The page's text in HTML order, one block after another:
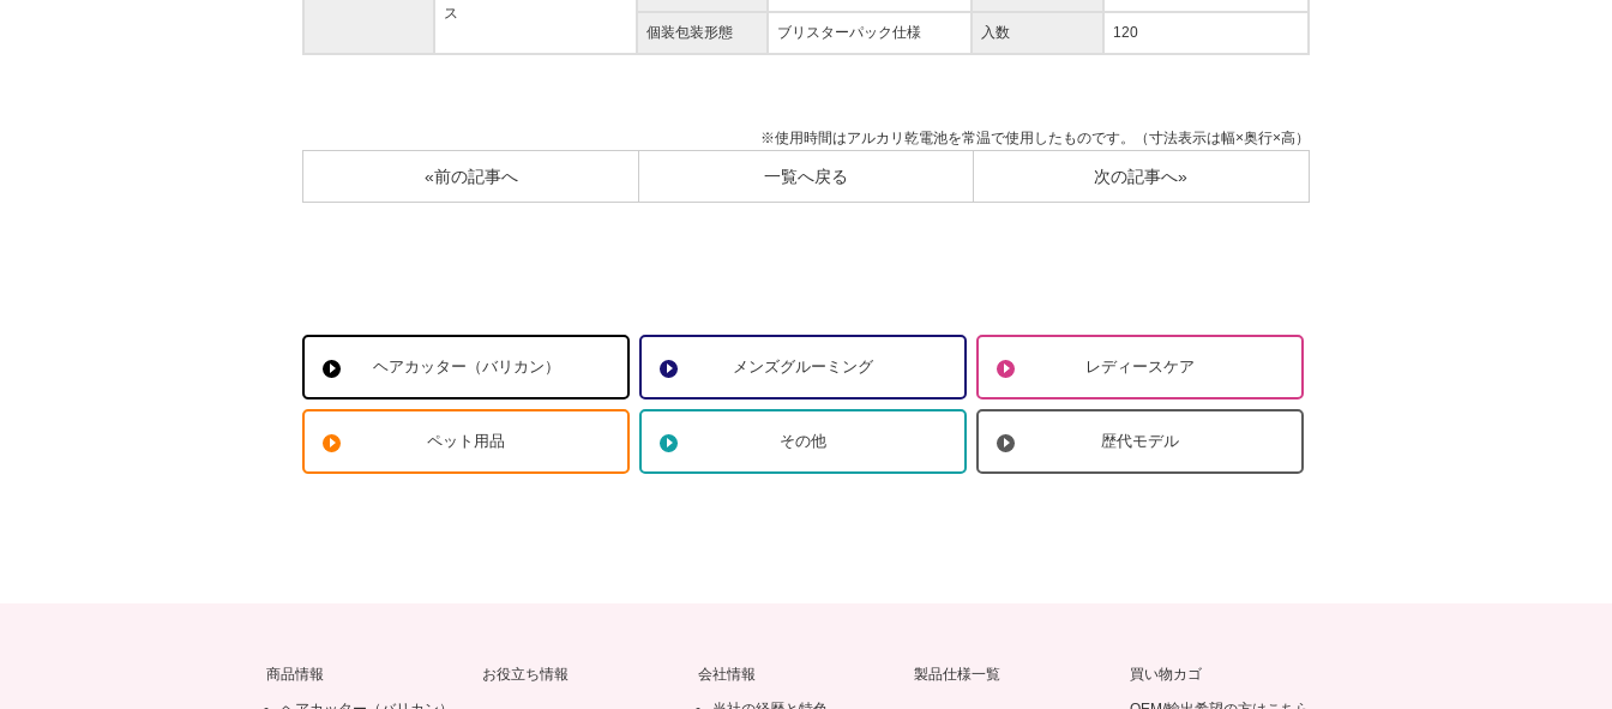
ス
個装包装形態 ブリスターパック仕様 入数 120
※使用時間はアルカリ乾電池を常温で使用したものです。（寸法表示は幅×奥行×高）
«前の記事へ 次の記事へ»
一覧へ戻る
ヘアカッター（バリカン） メンズグルーミング レディースケア
ペット用品 その他 歴代モデル
商品情報 お役立ち情報 会社情報 製品仕様一覧 買い物カゴ